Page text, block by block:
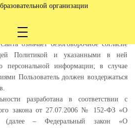
(далее – Администрация Сайта)
p1ai/
означает безоговорочное согласие
Политикой и указанными в ней
персональной информации; в случае
Пользователь должен воздержаться
разработана в соответствии с
закона от 27.07.2006 № 152-ФЗ «О
(далее – Федеральный закон «О
организации